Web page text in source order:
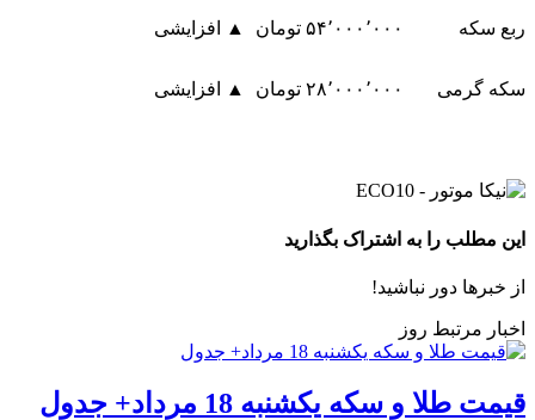
ربع سکه ۵۴٬۰۰۰٬۰۰۰ تومان ▲ افزایشی
سکه گرمی ۲۸٬۰۰۰٬۰۰۰ تومان ▲ افزایشی
این مطلب را به اشتراک بگذارید
از خبرها دور نباشید!
اخبار مرتبط روز
قیمت طلا و سکه یکشنبه 18 مرداد+ جدول